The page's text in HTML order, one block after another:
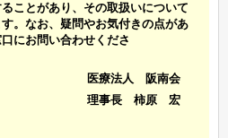
ことがあり、その取扱いについて
。なお、疑問やお気付きの点があ
にお問い合わせくださ
医療法人 阪南会
理事長 柿原 宏